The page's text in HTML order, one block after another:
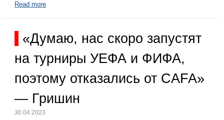
Read more
«Думаю, нас скоро запустят
на турниры УЕФА и ФИФА,
поэтому отказались от CAFA»
— Гришин
30.04.2023